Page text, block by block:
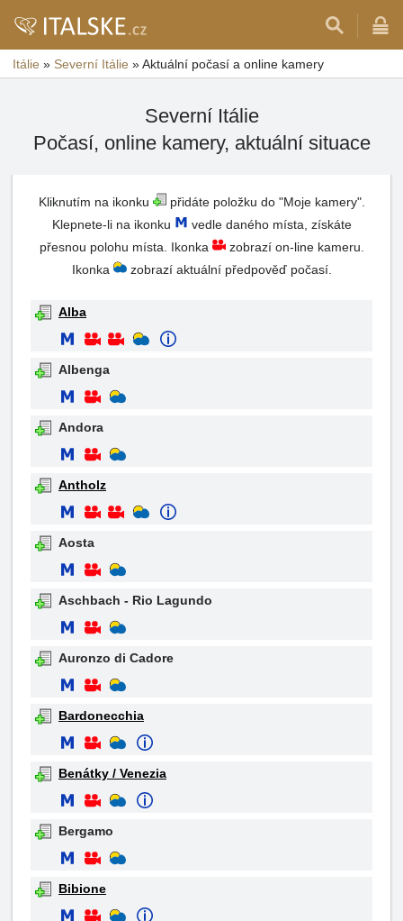
Itálie » Severní Itálie »Aktuální počasí a online kamery
Severní Itálie
Počasí, online kamery, aktuální situace
Kliknutím na ikonku
přidáte položku do "Moje kamery".
Klepnete-li na ikonku
vedle daného místa, získáte
přesnou polohu místa. Ikonka
zobrazí on-line kameru.
Ikonka
zobrazí aktuální předpověď počasí.
Alba
Albenga
Andora
Antholz
Aosta
Aschbach - Rio Lagundo
Auronzo di Cadore
Bardonecchia
Benátky / Venezia
Bergamo
Bibione